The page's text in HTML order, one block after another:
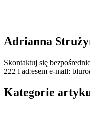
Adrianna
Skontaktuj się
222 i adresem e-mail:
Kategorie